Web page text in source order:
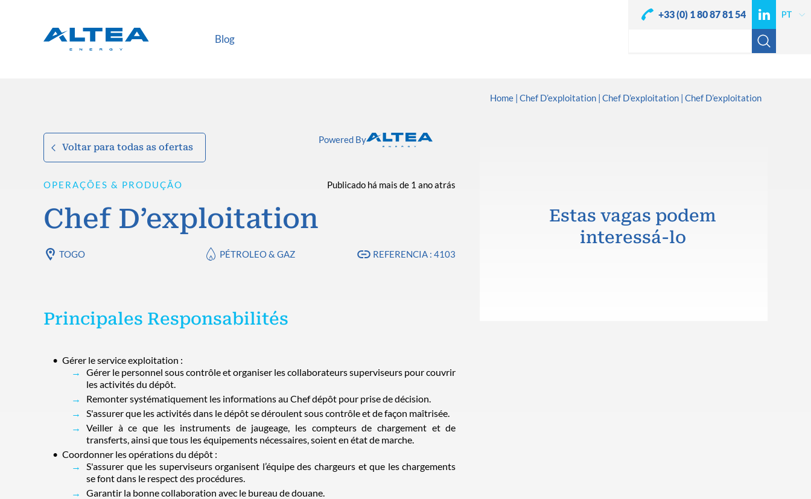
Blog
+33 (0) 1 80 87 81 54
Home Chef D’exploitation Chef D’exploitation Chef D’exploitation
Voltar para todas as ofertas
Powered By
OPERAÇÕES & PRODUÇÃO Publicado há mais de 1 ano atrás
Chef D’exploitation
TOGO PÉTROLEO & GAZ REFERENCIA : 4103
Principales Responsabilités
Gérer le service exploitation :
Gérer le personnel sous contrôle et organiser les collaborateurs superviseurs pour couvrir
les activités du dépôt.
Remonter systématiquement les informations au Chef dépôt pour prise de décision.
S'assurer que les activités dans le dépôt se déroulent sous contrôle et de façon maîtrisée.
Veiller à ce que les instruments de jaugeage, les compteurs de chargement et de
transferts, ainsi que tous les équipements nécessaires, soient en état de marche.
Coordonner les opérations du dépôt :
S'assurer que les superviseurs organisent l’équipe des chargeurs et que les chargements
se font dans le respect des procédures.
Garantir la bonne collaboration avec le bureau de douane.
Estas vagas podem
interessá-lo